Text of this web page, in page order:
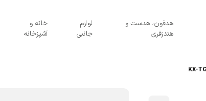
هدفون، هدست و
هندزفری
لوازم
جانبی
خانه و
آشپزخانه